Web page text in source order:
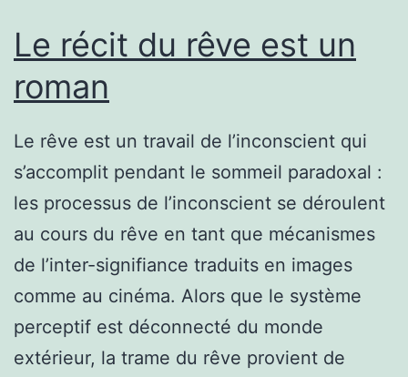
Le récit du rêve est un
roman
Le rêve est un travail de l’inconscient qui
s’accomplit pendant le sommeil paradoxal :
les processus de l’inconscient se déroulent
au cours du rêve en tant que mécanismes
de l’inter-signifiance traduits en images
comme au cinéma. Alors que le système
perceptif est déconnecté du monde
extérieur, la trame du rêve provient de